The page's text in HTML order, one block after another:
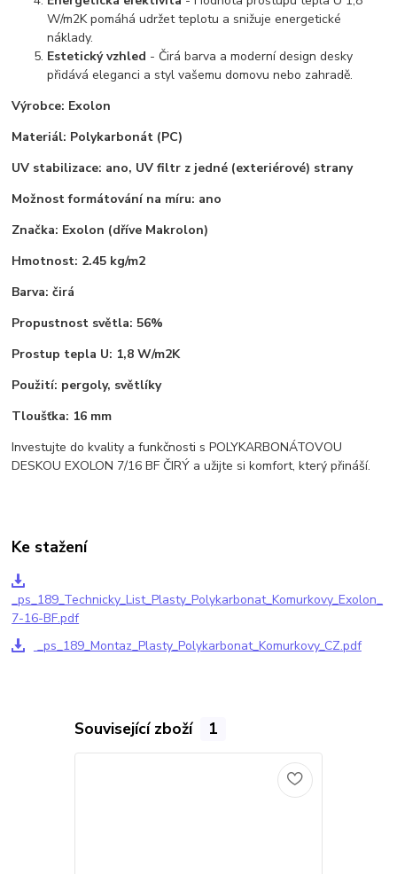
W/m2K pomáhá udržet teplotu a snižuje energetické
náklady.
Estetický vzhled - Čirá barva a moderní design desky
přidává eleganci a styl vašemu domovu nebo zahradě.
Výrobce: Exolon
Materiál: Polykarbonát (PC)
UV stabilizace: ano, UV filtr z jedné (exteriérové) strany
Možnost formátování na míru: ano
Značka: Exolon (dříve Makrolon)
Hmotnost: 2.45 kg/m2
Barva: čirá
Propustnost světla: 56%
Prostup tepla U: 1,8 W/m2K
Použití: pergoly, světlíky
Tloušťka: 16 mm
Investujte do kvality a funkčnosti s POLYKARBONÁTOVOU
DESKOU EXOLON 7/16 BF ČIRÝ a užijte si komfort, který přináší.
Ke stažení
_ps_189_Technicky_List_Plasty_Polykarbonat_Komurkovy_Exolon_
7-16-BF.pdf
_ps_189_Montaz_Plasty_Polykarbonat_Komurkovy_CZ.pdf
Související zboží 1